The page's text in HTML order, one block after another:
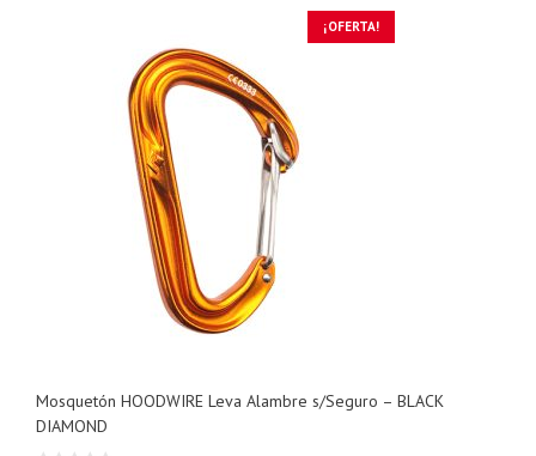
¡OFERTA!
Mosquetón HOODWIRE Leva Alambre s/Seguro – BLACK
DIAMOND